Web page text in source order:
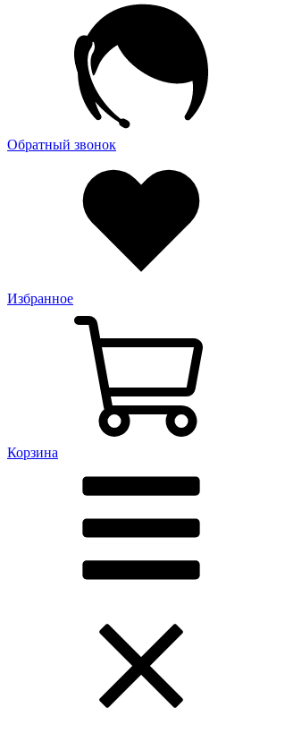
Обратный звонок
Избранное
Корзина